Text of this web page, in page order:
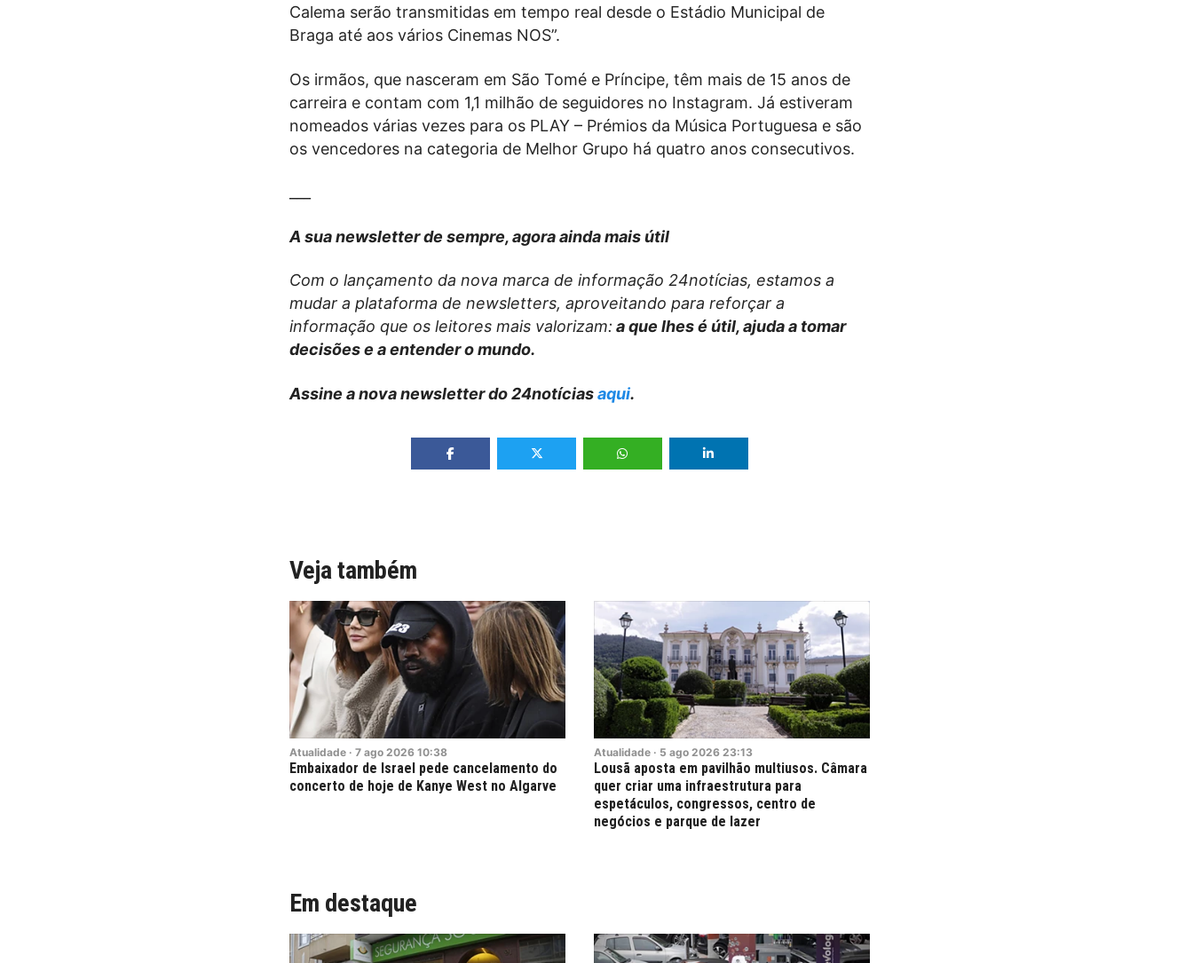
Calema serão transmitidas em tempo real desde o Estádio Municipal de
Braga até aos vários Cinemas NOS”.
Os irmãos, que nasceram em São Tomé e Príncipe, têm mais de 15 anos de
carreira e contam com 1,1 milhão de seguidores no Instagram. Já estiveram
nomeados várias vezes para os PLAY – Prémios da Música Portuguesa e são
os vencedores na categoria de Melhor Grupo há quatro anos consecutivos.
A sua newsletter de sempre, agora ainda mais útil
Com o lançamento da nova marca de informação 24notícias, estamos a
mudar a plataforma de newsletters, aproveitando para reforçar a
informação que os leitores mais valorizam: a que lhes é útil, ajuda a tomar
decisões e a entender o mundo.
Assine a nova newsletter do 24notíciasaqui.
Veja também
Atualidade · 7 ago 2026 10:38
Embaixador de Israel pede cancelamento do
concerto de hoje de Kanye West no Algarve
Atualidade · 5 ago 2026 23:13
Lousã aposta em pavilhão multiusos. Câmara
quer criar uma infraestrutura para
espetáculos, congressos, centro de
negócios e parque de lazer
Em destaque